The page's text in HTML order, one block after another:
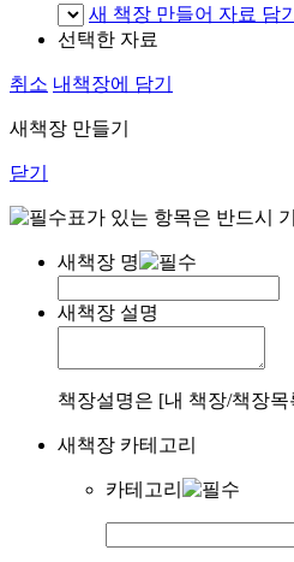
새 책장 만들어 자료 담기
선택한 자료
취소 내책장에 담기
새책장 만들기
닫기
표가 있는 항목은 반드시
새책장 명
새책장 설명
책장설명은 [내 책장/책장
새책장 카테고리
카테고리